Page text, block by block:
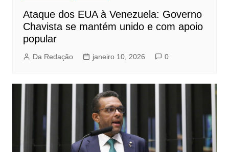
Ataque dos EUA à Venezuela: Governo
Chavista se mantém unido e com apoio
popular
Da Redação janeiro 10, 2026 0